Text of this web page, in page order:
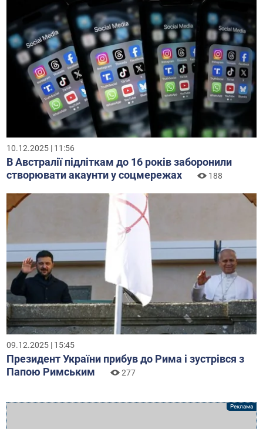
10.12.2025 | 11:56
В Австралії підліткам до 16 років заборонили
створювати акаунти у соцмережах
188
09.12.2025 | 15:45
Президент України прибув до Рима і зустрівся з
Папою Римським
277